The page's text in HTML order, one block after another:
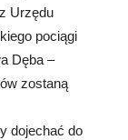
Urzędu
pociągi
Dęba –
zostaną
dojechać do